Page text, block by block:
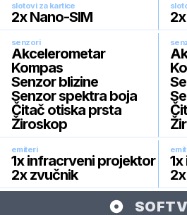
slotovi za kartice
2x Nano-SIM
senzori
Akcelerometar
Kompas
Senzor blizine
Senzor spektra boja
Čitač otiska prsta
Žiroskop
emiteri
1x infracrveni projektor
2x zvučnik